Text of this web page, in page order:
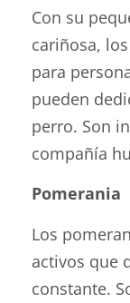
Con su
cariñosa,
para
pueden
perro. Son
compañía
Pomerania
Los
activos que
constante.